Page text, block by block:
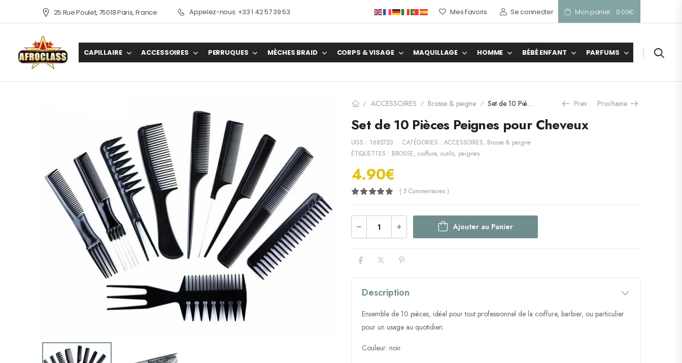
25 Rue Poulet, 75018 Paris, France Appelez-nous: +33 1 42 57 39 53 Mes Favoris Se connecter Mon panier 0.00€
CAPILLAIRE ACCESSOIRES PERRUQUES MÈCHES BRAID CORPS & VISAGE MAQUILLAGE HOMME BÉBÉ ENFANT PARFUMS
/ ACCESSOIRES / Brosse & peigne / Set de 10 Pièces Peignes pour Cheveux Prev Prochaine
Set de 10 Pièces Peignes pour Cheveux
UGS : 1685720 CATÉGORIES : ACCESSOIRES, Brosse & peigne
ÉTIQUETTES : BROSSE, coiffure, outils, peignes
4.90€
( 5 Commentaires )
Ajouter au Panier
Description
Ensemble de 10 pièces, idéal pour tout professionnel de la coiffure, barbier, ou particulier
pour un usage au quotidien.
Couleur: noir